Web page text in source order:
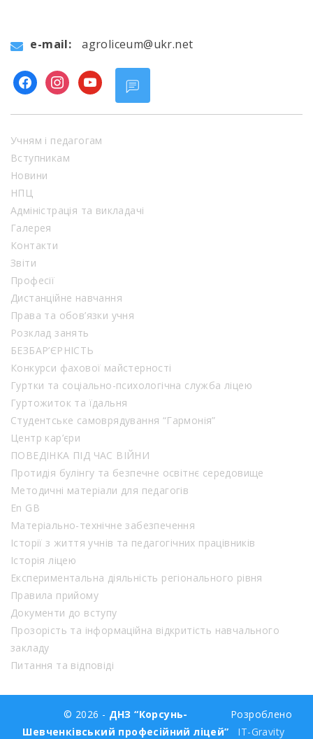
e-mail: agroliceum@ukr.net
facebookinstagram
youtube
Учням і педагогам
Вступникам
Новини
НПЦ
Адміністрація та викладачі
Галерея
Контакти
Звіти
Професії
Дистанційне навчання
Права та обов’язки учня
Розклад занять
БЕЗБАР’ЄРНІСТЬ
Конкурси фахової майстерності
Гуртки та соціально-психологічна служба ліцею
Гуртожиток та їдальня
Студентське самоврядування “Гармонія”
Центр кар’єри
ПОВЕДІНКА ПІД ЧАС ВІЙНИ
Протидія булінгу та безпечне освітнє середовище
Методичні матеріали для педагогів
En GB
Матеріально-технічне забезпечення
Історії з життя учнів та педагогічних працівників
Історія ліцею
Експериментальна діяльність регіонального рівня
Правила прийому
Документи до вступу
Прозорість та інформаційна відкритість навчального
закладу
Питання та відповіді
© 2026 - ДНЗ “Корсунь-
Шевченківський професійний ліцей”
Розроблено
IT-Gravity